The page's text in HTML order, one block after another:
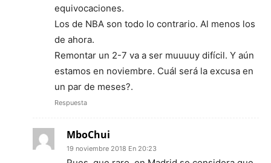
equivocaciones.
Los de NBA son todo lo contrario. Al menos los
de ahora.
Remontar un 2-7 va a ser muuuuy difícil. Y aún
estamos en noviembre. Cuál será la excusa en
un par de meses?.
Respuesta
MboChui
19 noviembre 2018 En 20:23